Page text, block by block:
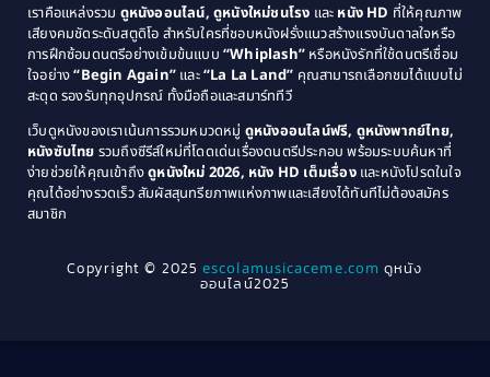
Coming of Age ก้าวพ้นวัย(1)
Coming-of-Age(3)
Community(1)
Crime อาชญากรรม(289)
Cult Film(4)
1979
1978
1976
1975
1974
1971
1970
1969
1968
1964
1963
1940
เราคือแหล่งรวม ดูหนังออนไลน์, ดูหนังใหม่ชนโรง และ หนัง HD ที่ให้คุณภาพ
เสียงคมชัดระดับสตูดิโอ สำหรับใครที่ชอบหนังฝรั่งแนวสร้างแรงบันดาลใจหรือ
การฝึกซ้อมดนตรีอย่างเข้มข้นแบบ “Whiplash” หรือหนังรักที่ใช้ดนตรีเชื่อม
ใจอย่าง“Begin Again” และ“La La Land” คุณสามารถเลือกชมได้แบบไม่
สะดุด รองรับทุกอุปกรณ์ ทั้งมือถือและสมาร์ททีวี
เว็บดูหนังของเราเน้นการรวมหมวดหมู่ ดูหนังออนไลน์ฟรี, ดูหนังพากย์ไทย,
หนังซับไทย รวมถึงซีรีส์ใหม่ที่โดดเด่นเรื่องดนตรีประกอบ พร้อมระบบค้นหาที่
ง่ายช่วยให้คุณเข้าถึงดูหนังใหม่ 2026, หนัง HD เต็มเรื่องและหนังโปรดในใจ
คุณได้อย่างรวดเร็ว สัมผัสสุนทรียภาพแห่งภาพและเสียงได้ทันทีไม่ต้องสมัคร
สมาชิก
Copyright © 2025escolamusicaceme.com ดูหนัง
ออนไลน์2025